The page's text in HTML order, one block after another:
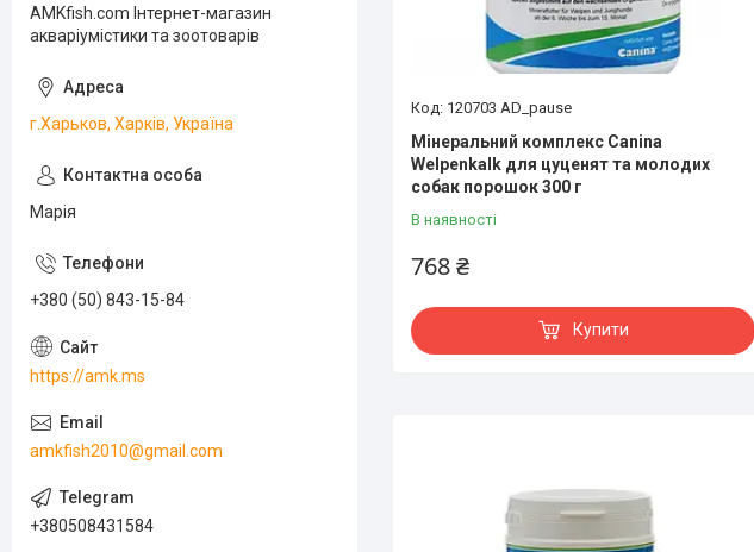
120703 AD_pause
Мінеральний комплекс Canina
Welpenkalk для цуценят та молодих
собак порошок 300 г
В наявності
768 ₴
Купити
AMKfish.com Інтернет-магазин
акваріумістики та зоотоварів
г.Харьков, Харків, Україна
Марія
+380 (50) 843-15-84
https://amk.ms
amkfish2010@gmail.com
+380508431584